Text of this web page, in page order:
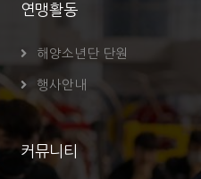
연맹활동
해양소년단 단원
행사안내
커뮤니티